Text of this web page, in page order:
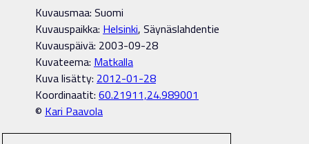
Kuvausmaa: Suomi
Kuvauspaikka: Helsinki, Säynäslahdentie
Kuvauspäivä: 2003-09-28
Kuvateema: Matkalla
Kuva lisätty: 2012-01-28
Koordinaatit: 60.21911,24.989001
© Kari Paavola